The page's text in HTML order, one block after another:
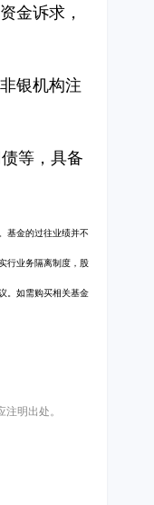
金诉求，
银机构注
等，具备
基金的过往业绩并不
行业务隔离制度，股
。如需购买相关基金
明出处。